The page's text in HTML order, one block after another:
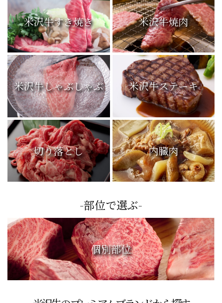
米沢牛すき焼き 米沢牛焼肉
米沢牛しゃぶしゃぶ 米沢牛ステーキ
切り落とし 内臓肉
-部位で選ぶ-
個別部位